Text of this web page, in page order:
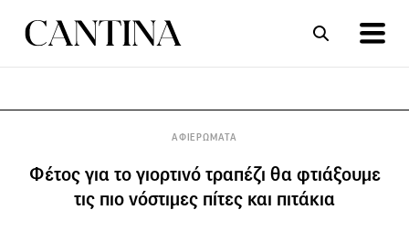
ΑΦΙΕΡΩΜΑΤΑ
Φέτος για το γιορτινό τραπέζι θα φτιάξουμε
τις πιο νόστιμες πίτες και πιτάκια